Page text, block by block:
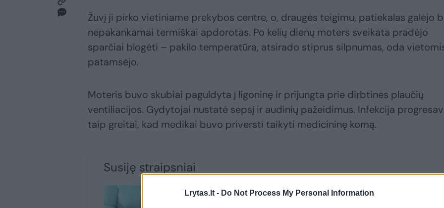
Lrytas.lt - Do Not Process My Personal Information
Žuvį ji pirko vietiniame prekybos centre, o, draugės teigimu, patiekalas galėjo
nepakankamai termiškai apdorotas. Po kelių dienų moters sveikata pradėjo
sparčiai blogėti – pakilo temperatūra, atsirado stiprus silpnumas, oda
patamsėjo.
Moteris buvo skubiai paguldyta į ligoninę ir prijungta prie dirbtinės plaučių
ventiliacijos. Gydytojai nustatė sepsį ir audinių pažeidimus. Infekcija
taip greitai, kad medikai buvo priversti taikyti medicininę komą.
Susiję straipsniai